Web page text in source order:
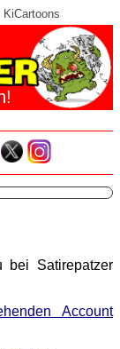
KiCartoons
bei Satirepatzer
Account